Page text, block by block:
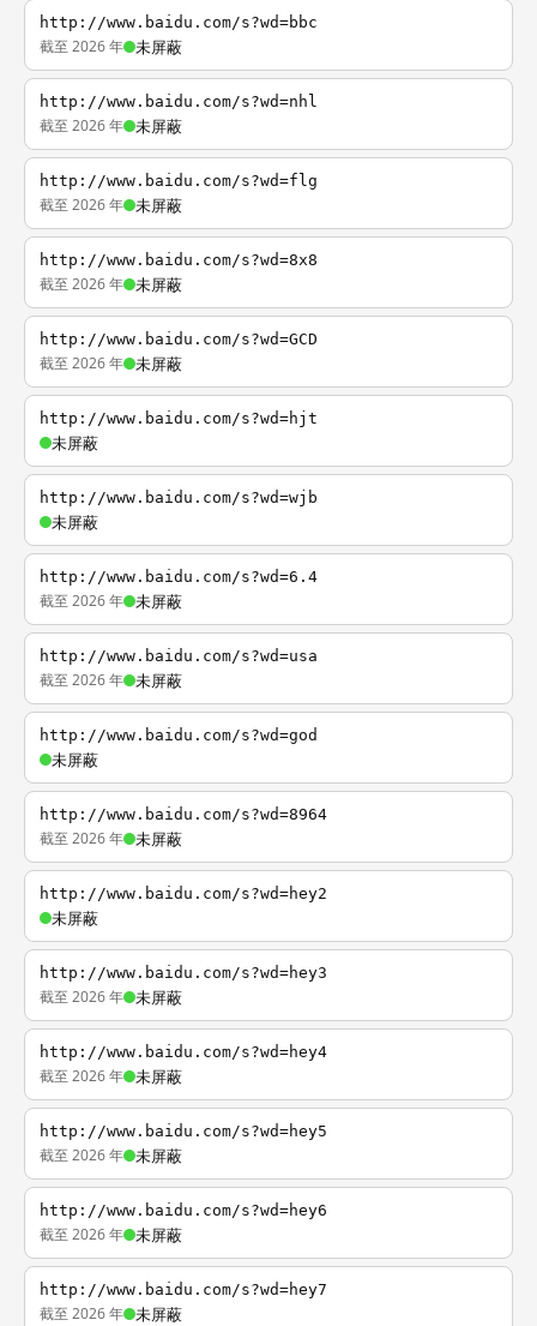
http://www.baidu.com/s?wd=bbc
截至 2026 年 未屏蔽
http://www.baidu.com/s?wd=nhl
截至 2026 年 未屏蔽
http://www.baidu.com/s?wd=flg
截至 2026 年 未屏蔽
http://www.baidu.com/s?wd=8x8
截至 2026 年 未屏蔽
http://www.baidu.com/s?wd=GCD
截至 2026 年 未屏蔽
http://www.baidu.com/s?wd=hjt
未屏蔽
http://www.baidu.com/s?wd=wjb
未屏蔽
http://www.baidu.com/s?wd=6.4
截至 2026 年 未屏蔽
http://www.baidu.com/s?wd=usa
截至 2026 年 未屏蔽
http://www.baidu.com/s?wd=god
未屏蔽
http://www.baidu.com/s?wd=8964
截至 2026 年 未屏蔽
http://www.baidu.com/s?wd=hey2
未屏蔽
http://www.baidu.com/s?wd=hey3
截至 2026 年 未屏蔽
http://www.baidu.com/s?wd=hey4
截至 2026 年 未屏蔽
http://www.baidu.com/s?wd=hey5
截至 2026 年 未屏蔽
http://www.baidu.com/s?wd=hey6
截至 2026 年 未屏蔽
http://www.baidu.com/s?wd=hey7
截至 2026 年 未屏蔽